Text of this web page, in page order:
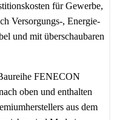
für Gewerbe,
Versorgungs-, Energie-
und mit überschaubaren
FENECON
oben und enthalten
aus dem